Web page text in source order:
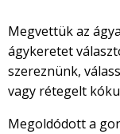
Megvettük az
ágykeretet
szereznünk,
vagy rétegelt
Megoldódott a